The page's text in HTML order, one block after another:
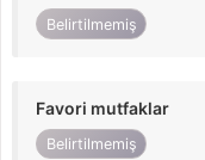
Belirtilmemiş
Favori mutfaklar
Belirtilmemiş